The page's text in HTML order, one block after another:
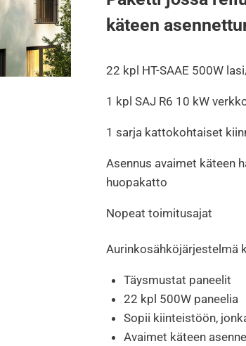
käteen
22 kpl HT-SAAE 500W
1 kpl SAJ R6 10 kW
1 sarja kattokohtaiset
Asennus avaimet käteen
huopakatto
Nopeat toimitusajat
Aurinkosähköjärjestelmä
Täysmustat paneelit
22 kpl 500W paneelia
Sopii kiinteistöön,
Avaimet käteen